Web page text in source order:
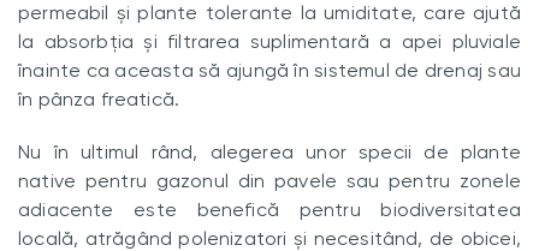
permeabil și plante tolerante la umiditate, care ajută
la absorbția și filtrarea suplimentară a apei pluviale
înainte ca aceasta să ajungă în sistemul de drenaj sau
în pânza freatică.
Nu în ultimul rând, alegerea unor specii de plante
native pentru gazonul din pavele sau pentru zonele
adiacente este benefică pentru biodiversitatea
locală, atrăgând polenizatori și necesitând, de obicei,